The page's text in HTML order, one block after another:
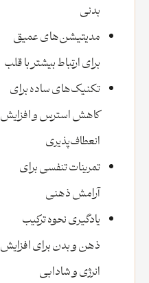
بدنی
مدیتیشن‌های عمیق
برای ارتباط بیشتر با قلب
تکنیک‌های ساده برای
کاهش استرس و افزایش
انعطاف‌پذیری
تمرینات تنفسی برای
آرامش ذهنی
یادگیری نحوه ترکیب
ذهن و بدن برای افزایش
انرژی و شادابی